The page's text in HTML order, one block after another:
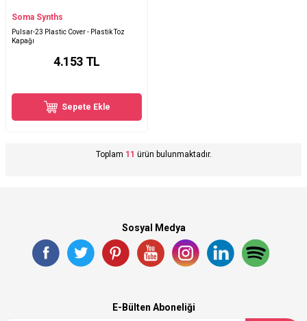
Soma Synths
Pulsar-23 Plastic Cover - Plastik Toz
Kapağı
4.153 TL
Sepete Ekle
Toplam 11 ürün bulunmaktadır.
Sosyal Medya
E-Bülten Aboneliği